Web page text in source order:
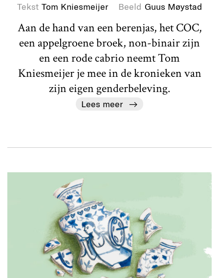
Tekst Tom Kniesmeijer Beeld Guus Møystad
Aan de hand van een berenjas, het COC,
een appelgroene broek, non-binair zijn
en een rode cabrio neemt Tom
Kniesmeijer je mee in de kronieken van
zijn eigen genderbeleving.
Lees meer